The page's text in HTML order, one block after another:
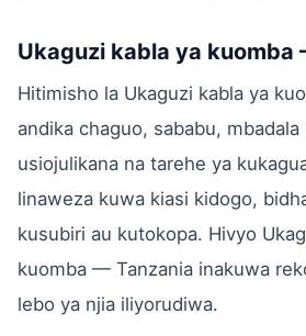
Ukaguzi kabla ya kuomba
Hitimisho la Ukaguzi kabla ya
andika chaguo, sababu,
usiojulikana na tarehe ya
linaweza kuwa kiasi kidogo,
kusubiri au kutokopa. Hivyo
kuomba — Tanzania inakuwa
lebo ya njia iliyorudiwa.